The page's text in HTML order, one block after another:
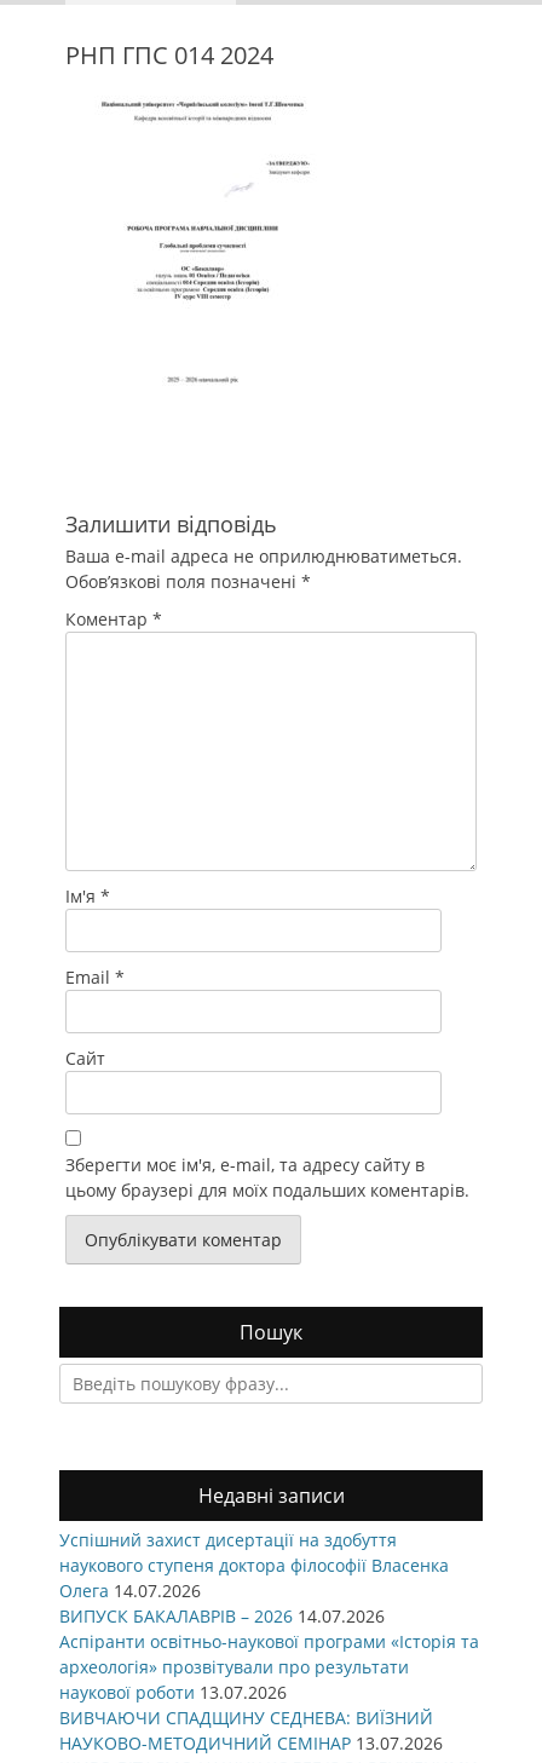
РНП ГПС 014 2024
Залишити відповідь
Ваша e-mail адреса не оприлюднюватиметься.
Обов’язкові поля позначені *
Коментар *
Ім'я *
Email *
Сайт
Зберегти моє ім'я, e-mail, та адресу сайту в
цьому браузері для моїх подальших коментарів.
Пошук
Search
for:
Недавні записи
Успішний захист дисертації на здобуття
наукового ступеня доктора філософії Власенка
Олега 14.07.2026
ВИПУСК БАКАЛАВРІВ – 2026 14.07.2026
Аспіранти освітньо-наукової програми «Історія та
археологія» прозвітували про результати
наукової роботи 13.07.2026
ВИВЧАЮЧИ СПАДЩИНУ СЕДНЕВА: ВИЇЗНИЙ
НАУКОВО-МЕТОДИЧНИЙ СЕМІНАР 13.07.2026